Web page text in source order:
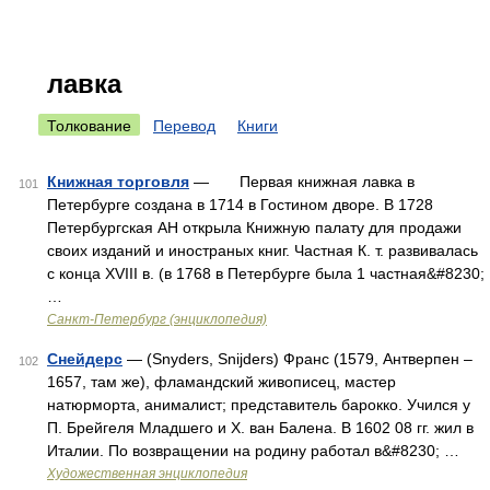
лавка
Толкование Перевод Книги
101 Книжная торговля — Первая книжная лавка в
Петербурге создана в 1714 в Гостином дворе. В 1728
Петербургская АН открыла Книжную палату для продажи
своих изданий и иностраных книг. Частная К. т. развивалась
с конца XVIII в. (в 1768 в Петербурге была 1 частная&#8230;
Санкт-Петербург (энциклопедия)
102 Снейдерс — (Snyders, Snijders) Франс (1579, Антверпен –
1657, там же), фламандский живописец, мастер
натюрморта, анималист; представитель барокко. Учился у
П. Брейгеля Младшего и Х. ван Балена. В 1602 08 гг. жил в
Италии. По возвращении на родину работал в&#8230; …
Художественная энциклопедия